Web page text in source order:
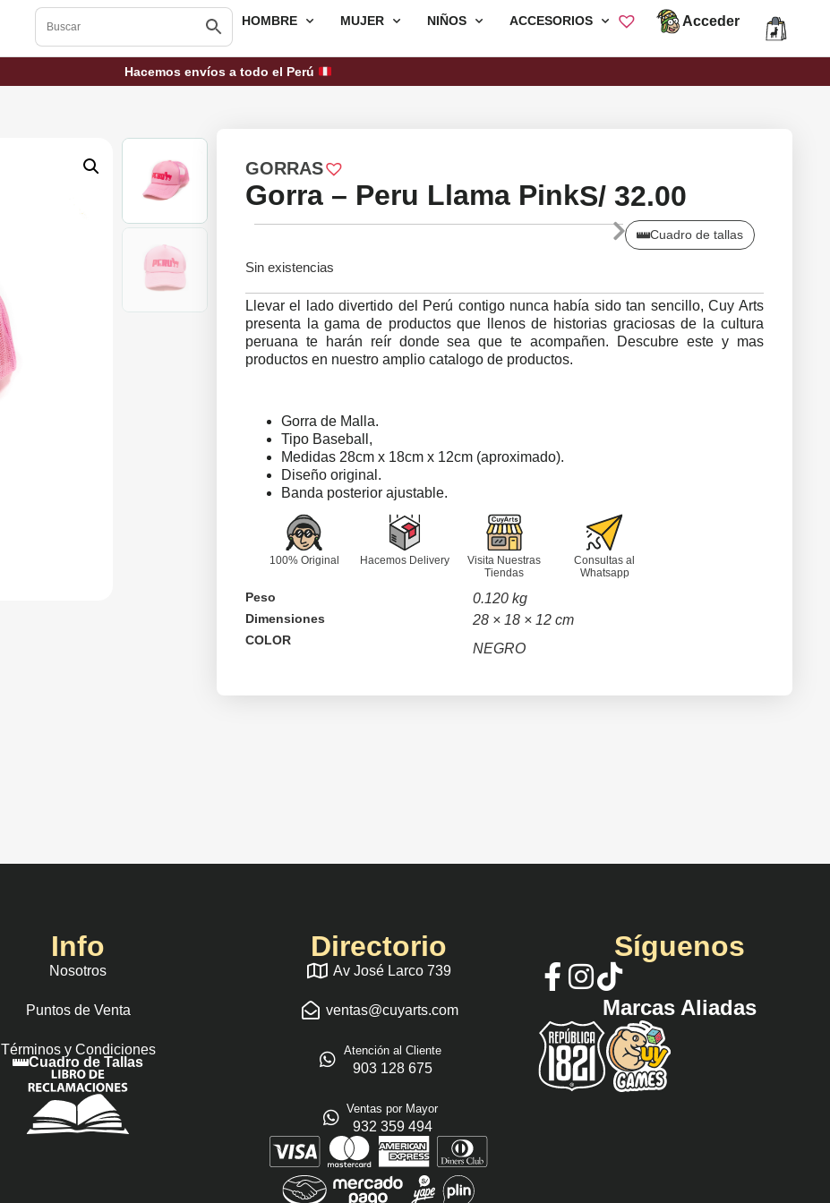
HOMBRE MUJER NIÑOS ACCESORIOS Acceder
Hacemos envíos a todo el Perú
GORRAS
Gorra – Peru Llama PinkS/32.00
Cuadro de tallas
Sin existencias
Llevar el lado divertido del Perú contigo nunca había sido tan sencillo, Cuy Arts
presenta la gama de productos que llenos de historias graciosas de la cultura
peruana te harán reír donde sea que te acompañen. Descubre este y mas
productos en nuestro amplio catalogo de productos.
Gorra de Malla.
Tipo Baseball,
Medidas 28cm x 18cm x 12cm (aproximado).
Diseño original.
Banda posterior ajustable.
100% Original Hacemos Delivery
Visita Nuestras
Tiendas
Consultas al
Whatsapp
Peso 0.120 kg
Dimensiones 28 × 18 × 12 cm
COLOR
NEGRO
Info
Nosotros
Puntos de Venta
Términos y Condiciones
Cuadro de Tallas
Directorio
Av José Larco 739
ventas@cuyarts.com
Atención al Cliente
903 128 675
Ventas por Mayor
932 359 494
Síguenos
Marcas Aliadas